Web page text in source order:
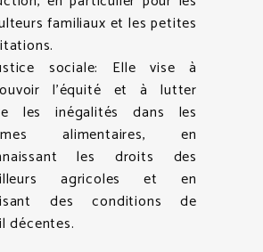
familiaux et les petites
sociale: Elle vise à
l’équité et à lutter
les inégalités dans les
alimentaires, en
les droits des
agricoles et en
des conditions de
décentes.